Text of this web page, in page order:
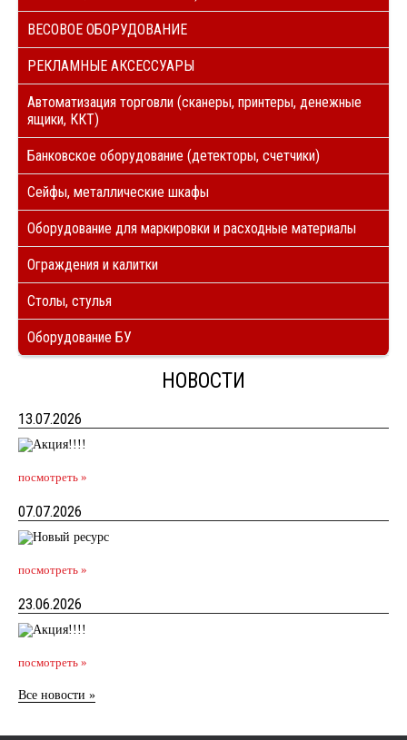
ВЕСОВОЕ ОБОРУДОВАНИЕ
РЕКЛАМНЫЕ АКСЕССУАРЫ
Автоматизация торговли (сканеры, принтеры, денежные
ящики, ККТ)
Банковское оборудование (детекторы, счетчики)
Сейфы, металлические шкафы
Оборудование для маркировки и расходные материалы
Ограждения и калитки
Столы, стулья
Оборудование БУ
НОВОСТИ
13.07.2026
посмотреть »
07.07.2026
посмотреть »
23.06.2026
посмотреть »
Все новости »